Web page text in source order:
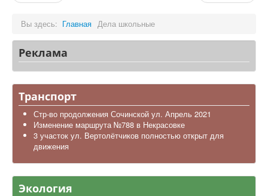
Вы здесь: Главная Дела школьные
Реклама
Транспорт
Стр-во продолжения Сочинской ул. Апрель 2021
Изменение маршрута №788 в Некрасовке
3 участок ул. Вертолётчиков полностью открыт для
движения
Экология